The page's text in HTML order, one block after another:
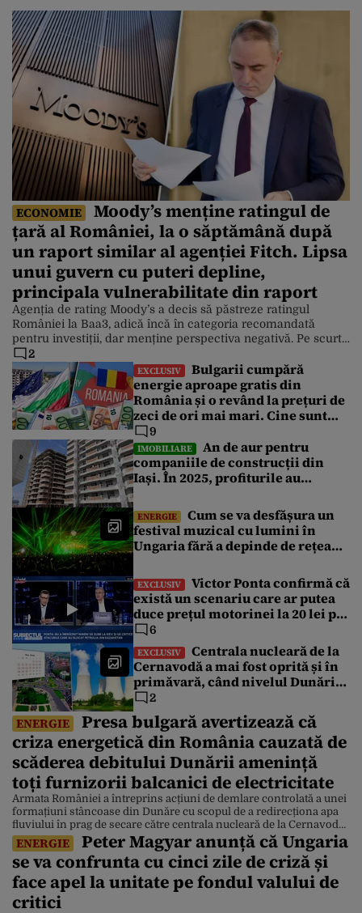
ECONOMIE
Moody’s menține ratingul de
țară al României, la o săptămână după
un raport similar al agenției Fitch. Lipsa
unui guvern cu puteri depline,
principala vulnerabilitate din raport
Agenția de rating Moody’s a decis să păstreze ratingul
României la Baa3, adică încă în categoria recomandată
pentru investiții, dar menține perspectiva negativă. Pe scurt:
România a făcut progrese cu reducerea deficitului, însă
agenția încă vede riscuri importante, mai ales din cauza
instabilității politice și a datoriei în creștere. Este a doua
evaluare pozitivă a […]
2
EXCLUSIV
Bulgarii cumpără
energie aproape gratis din
România și o revând la prețuri de
zeci de ori mai mari. Cine sunt
noii „băieți deștepți” din energie
de la sud de Dunăre
9
IMOBILIARE
An de aur pentru
companiile de construcții din
Iași. În 2025, profiturile au
angajaților a scăzut
ENERGIE
Cum se va desfășura un
festival muzical cu lumini în
Ungaria fără a depinde de rețeaua
energetice
EXCLUSIV
Victor Ponta confirmă că
există un scenariu care ar putea
duce prețul motorinei la 20 lei pe
litru. „Nu avem de unde să luăm
petrol”
6
EXCLUSIV
Centrala nucleară de la
Cernavodă a mai fost oprită și în
primăvară, când nivelul Dunării
era normal. Documentele
descoperite de Gândul arată că
reactoarele au fost închise timp
de 20 de zile
2
ENERGIE
Presa bulgară avertizează că
criza energetică din România cauzată de
scăderea debitului Dunării amenință
toți furnizorii balcanici de electricitate
Armata României a întreprins acțiuni de demlare controlată a unei
formațiuni stâncoase din Dunăre cu scopul de a redirecționa apa
fluviului în prag de secare către centrala nucleară de la Cernavodă.
Scăderea debitului Dunării din cauza valului canicular riscă să
amenințe producția de electricitate în întreaga regiune balcanică,
potrivit Novinite. Operațiune militară românească pentru devierea
[…]
ENERGIE
Peter Magyar anunță că Ungaria
se va confrunta cu cinci zile de criză și
face apel la unitate pe fondul valului de
critici